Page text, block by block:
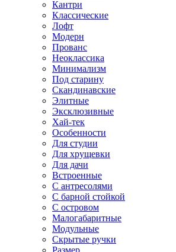
Кантри
Классические
Лофт
Модерн
Прованс
Неоклассика
Минимализм
Под старину
Скандинавские
Элитные
Эксклюзивные
Хай-тек
Особенности
Для студии
Для хрущевки
Для дачи
Встроенные
С антресолями
С барной стойкой
С островом
Малогабаритные
Модульные
Скрытые ручки
Размер